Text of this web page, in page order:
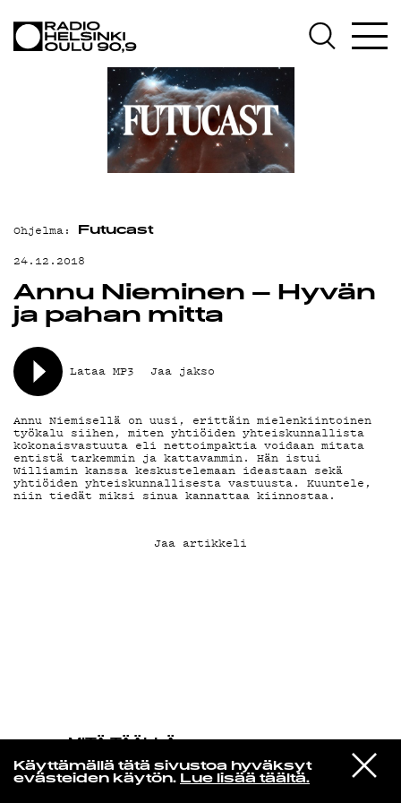
Käyttämällä tätä sivustoa hyväksyt
evästeiden käytön. Lue lisää täältä.
VIESTI
STUDIOON
MITÄ TÄÄLLÄ
Pj Harvey
A Noiseless Noise
AJANKOHTAISTA
OHJELMAT
TEKIJÄT
ON-DEMAND
MAINOSTA
YHTEYSTIEDOT
G LIVELAB
YSTÄVÄKLUBI
TIETOSUOJA
KIRJAUDU SISÄÄN
Ohjelma: Futucast
24.12.2018
Annu Nieminen – Hyvän
ja pahan mitta
Lataa MP3 Jaa jakso
Annu Niemisellä on uusi, erittäin mielenkiintoinen
työkalu siihen, miten yhtiöiden yhteiskunnallista
kokonaisvastuuta eli nettoimpaktia voidaan mitata
entistä tarkemmin ja kattavammin. Hän istui
Williamin kanssa keskustelemaan ideastaan sekä
yhtiöiden yhteiskunnallisesta vastuusta. Kuuntele,
niin tiedät miksi sinua kannattaa kiinnostaa.
Jaa artikkeli